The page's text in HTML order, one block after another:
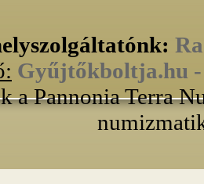
Gyűjtőkboltja.hu -
a Pannonia Terra